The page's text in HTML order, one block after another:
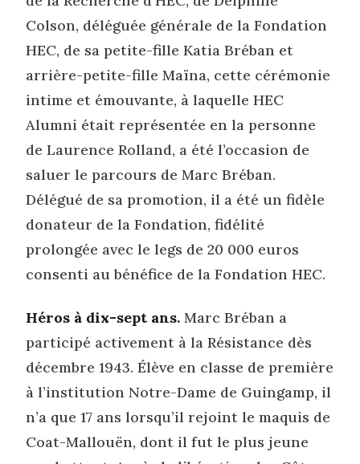
Colson, déléguée générale de la Fondation
HEC, de sa petite-fille Katia Bréban et
arrière-petite-fille Maïna, cette cérémonie
intime et émouvante, à laquelle HEC
Alumni était représentée en la personne
de Laurence Rolland, a été l’occasion de
saluer le parcours de Marc Bréban.
Délégué de sa promotion, il a été un fidèle
donateur de la Fondation, fidélité
prolongée avec le legs de 20 000 euros
consenti au bénéfice de la Fondation HEC.
Héros à dix-sept ans. Marc Bréban a
participé activement à la Résistance dès
décembre 1943. Élève en classe de première
à l’institution Notre-Dame de Guingamp, il
n’a que 17 ans lorsqu’il rejoint le maquis de
Coat-Mallouën, dont il fut le plus jeune